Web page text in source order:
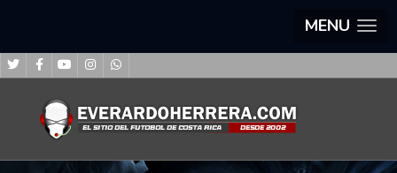
MENU